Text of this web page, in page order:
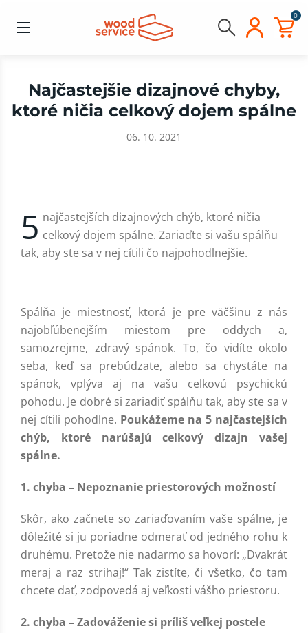
0
Najčastejšie dizajnové chyby,
ktoré ničia celkový dojem spálne
06. 10. 2021
5 najčastejších dizajnových chýb, ktoré ničia
celkový dojem spálne. Zariaďte si vašu spálňu
tak, aby ste sa v nej cítili čo najpohodlnejšie.
Spálňa je miestnosť, ktorá je pre väčšinu z nás
najobľúbenejším miestom pre oddych a,
samozrejme, zdravý spánok. To, čo vidíte okolo
seba, keď sa prebúdzate, alebo sa chystáte na
spánok, vplýva aj na vašu celkovú psychickú
pohodu. Je dobré si zariadiť spálňu tak, aby ste sa v
nej cítili pohodlne. Poukážeme na 5 najčastejších
chýb, ktoré narúšajú celkový dizajn vašej
spálne.
1. chyba – Nepoznanie priestorových možností
Skôr, ako začnete so zariaďovaním vaše spálne, je
dôležité si ju poriadne odmerať od jedného rohu k
druhému. Pretože nie nadarmo sa hovorí: „Dvakrát
meraj a raz strihaj!“ Tak zistíte, či všetko, čo tam
chcete dať, zodpovedá aj veľkosti vášho priestoru.
2. chyba – Zadováženie si príliš veľkej postele